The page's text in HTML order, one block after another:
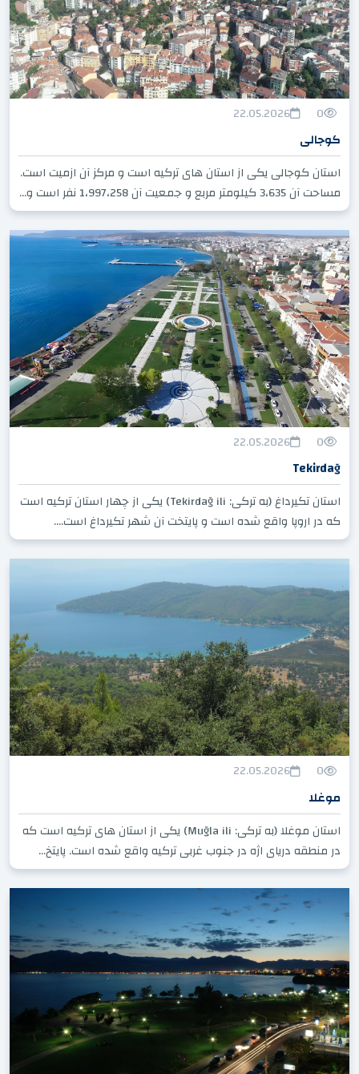
0
22.05.2026
کوجالی
استان کوجالی یکی از استان های ترکیه است و مرکز آن ازمیت است.
مساحت آن 3،635 کیلومتر مربع و جمعیت آن 1،997،258 نفر است و...
0
22.05.2026
Tekirdağ
استان تکیرداغ (به ترکی: Tekirdağ ili) یکی از چهار استان ترکیه است
که در اروپا واقع شده است و پایتخت آن شهر تکیرداغ است....
0
22.05.2026
موغلا
استان موغلا (به ترکی: Muğla ili) یکی از استان های ترکیه است که
در منطقه دریای اژه در جنوب غربی ترکیه واقع شده است. پایتخ...